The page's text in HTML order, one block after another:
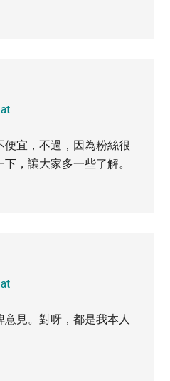
便宜，不過，因為粉絲很
，讓大家多一些了解。
見。對呀，都是我本人